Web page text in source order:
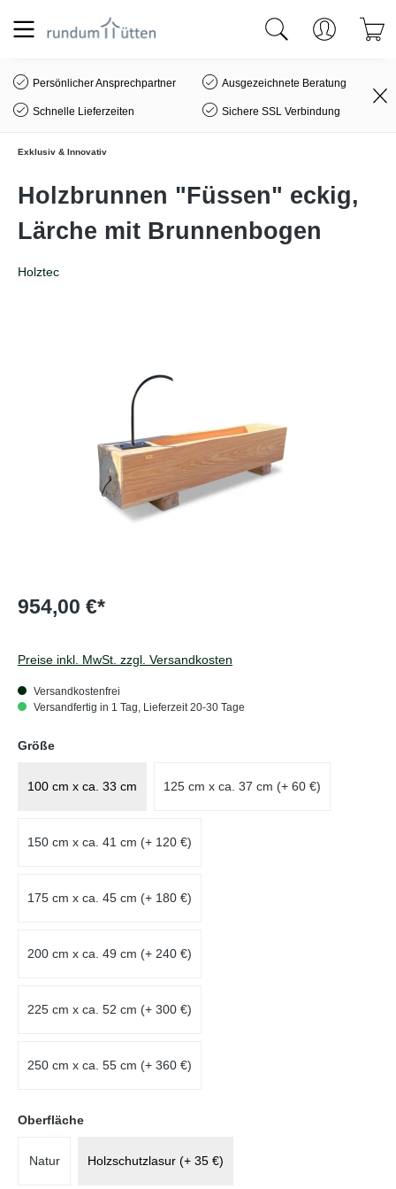
springen
Persönlicher Ansprechpartner Ausgezeichnete Beratung
Schnelle Lieferzeiten Sichere SSL Verbindung
Exklusiv & Innovativ
Holzbrunnen "Füssen" eckig,
Lärche mit Brunnenbogen
Holztec
954,00 €*
Preise inkl. MwSt. zzgl. Versandkosten
Versandkostenfrei
Versandfertig in 1 Tag, Lieferzeit 20-30 Tage
Größeauswählen
100 cm x ca. 33 cm 125 cm x ca. 37 cm (+ 60 €)
150 cm x ca. 41 cm (+ 120 €)
175 cm x ca. 45 cm (+ 180 €)
200 cm x ca. 49 cm (+ 240 €)
225 cm x ca. 52 cm (+ 300 €)
250 cm x ca. 55 cm (+ 360 €)
Oberflächeauswählen
Natur Holzschutzlasur (+ 35 €)